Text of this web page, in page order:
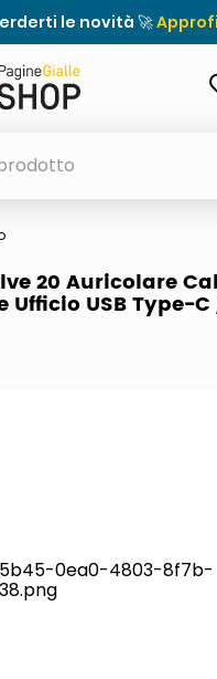
le novità 🚀
20 Auricolare
Ufficio USB Type-C